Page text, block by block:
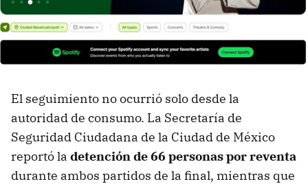
El seguimiento no ocurrió solo desde la
autoridad de consumo. La Secretaría de
Seguridad Ciudadana de la Ciudad de México
reportó la detención de 66 personas por reventa
durante ambos partidos de la final, mientras que